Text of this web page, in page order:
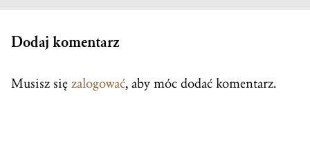
Dodaj komentarz
Musisz się zalogować, aby móc dodać komentarz.